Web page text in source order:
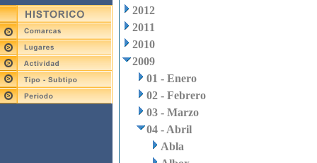
2012
2011
2010
2009
01 - Enero
02 - Febrero
03 - Marzo
04 - Abril
Abla